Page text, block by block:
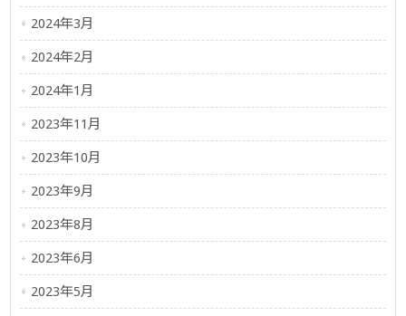
2024年3月
2024年2月
2024年1月
2023年11月
2023年10月
2023年9月
2023年8月
2023年6月
2023年5月